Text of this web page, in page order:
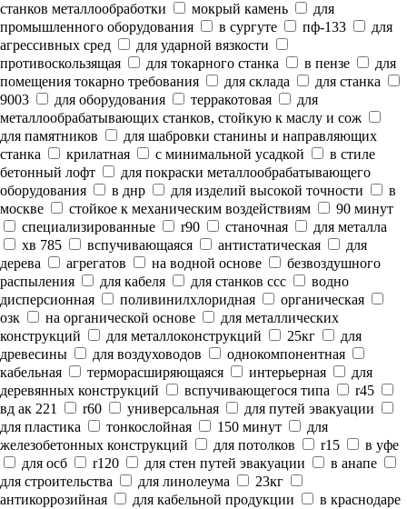
станков металлообработки
мокрый камень
для
промышленного оборудования
в сургуте пф-133
для
агрессивных сред
для ударной вязкости
противоскользящая
для токарного станка в пензе
для
помещения токарно требования
для склада
для станка
9003
для оборудования терракотовая
для
металлообрабатывающих станков, стойкую к маслу и сож
для памятников
для шабровки станины и направляющих
станка
крилатная с минимальной усадкой
в стиле
бетонный лофт
для покраски металлообрабатывающего
оборудования
в днр для изделий высокой точности
в
москве
стойкое к механическим воздействиям
90 минут
специализированные
r90 станочная
для металла
хв 785
вспучивающаяся антистатическая
для
дерева
агрегатов на водной основе
безвоздушного
распыления
для кабеля для станков ссс
водно
дисперсионная
поливинилхлоридная
органическая
озк
на органической основе
для металлических
конструкций
для металлоконструкций 25кг
для
древесины
для воздуховодов
однокомпонентная
кабельная
терморасширяющаяся интерьерная
для
деревянных конструкций
вспучивающегося типа
r45
вд ак 221
r60 универсальная
для путей эвакуации
для пластика
тонкослойная 150 минут
для
железобетонных конструкций
для потолков r15
в уфе
для осб
r120 для стен путей эвакуации
в анапе
для строительства
для линолеума
23кг
антикоррозийная
для кабельной продукции
в краснодаре